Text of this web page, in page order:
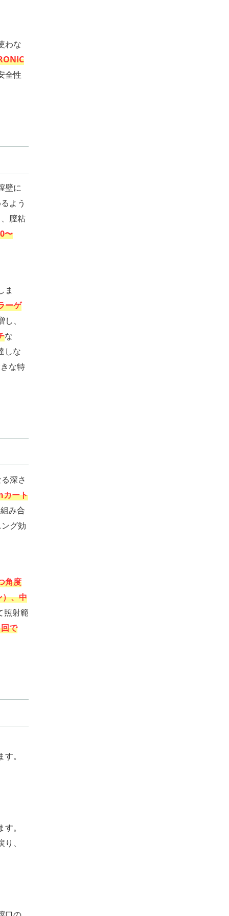
わな
全性
壁に
よう
膣粘
〜
ま
ーゲ
、
な
しな
な特
深さ
ート
み合
グ効
角度
）、中
照射範
で
。
。
、